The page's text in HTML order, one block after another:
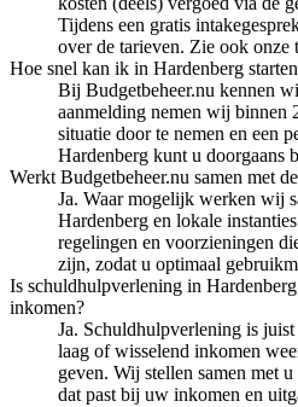
Tijdens een gratis
over de tarieven. Zie ook onze
Hoe snel kan ik in Hardenberg
Bij Budgetbeheer.nu kennen
aanmelding nemen wij binnen
situatie door te nemen en een
Hardenberg kunt u doorgaans
Werkt Budgetbeheer.nu samen met
Ja. Waar mogelijk werken wij
Hardenberg en lokale
regelingen en voorzieningen
zijn, zodat u optimaal
Is schuldhulpverlening in
inkomen?
Ja. Schuldhulpverlening is
laag of wisselend inkomen
geven. Wij stellen samen met
dat past bij uw inkomen en